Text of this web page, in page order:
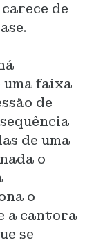
de
uma faixa
de
de uma
o
o
a cantora
se